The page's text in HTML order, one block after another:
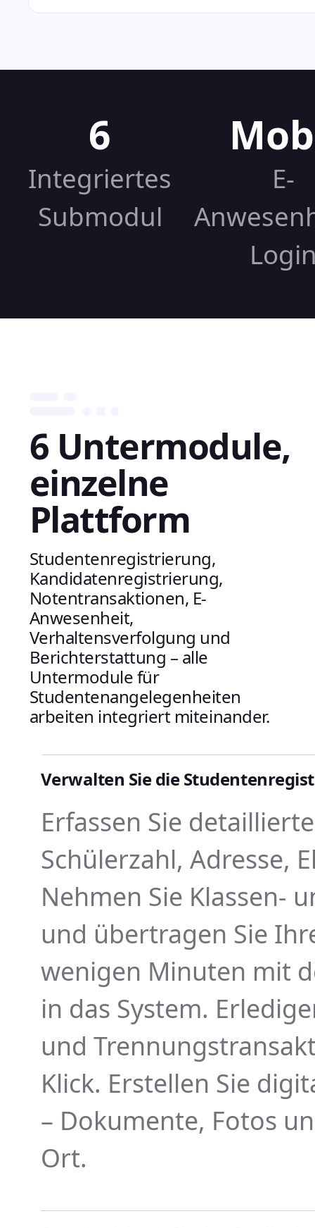
6
Integriertes
Submodul
E-
6 Untermodule,
einzelne
Plattform
Studentenregistrierung,
Kandidatenregistrierung,
Notentransaktionen, E-
Anwesenheit,
Verhaltensverfolgung und
Berichterstattung – alle
Untermodule für
Studentenangelegenheiten
arbeiten integriert miteinander.
Verwalten Sie die
Erfassen Sie
Schülerzahl, Adresse,
Nehmen Sie Klassen-
und übertragen Sie
wenigen Minuten mit
in das System.
und
Klick. Erstellen Sie
– Dokumente, Fotos
Ort.